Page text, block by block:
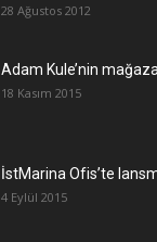
28 Ağustos 2012
Adam Kule’nin
18 Kasım 2015
İstMarina Ofis’te
4 Eylül 2015